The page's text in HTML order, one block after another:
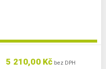
5 210,00 Kč bez DPH